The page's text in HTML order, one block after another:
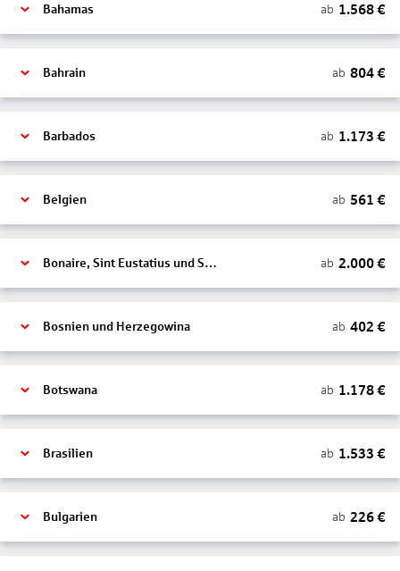
Bahamas ab 1.568€
Bahrain ab 804€
Barbados ab 1.173 €
Belgien ab 561 €
Bonaire, Sint Eustatius und Saba ab 2.000€
Bosnien und Herzegowina ab 402 €
Botswana ab 1.178€
Brasilien ab 1.533 €
Bulgarien ab 226€